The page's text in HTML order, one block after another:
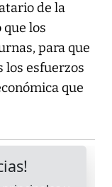
de la
los
para que
los esfuerzos
que